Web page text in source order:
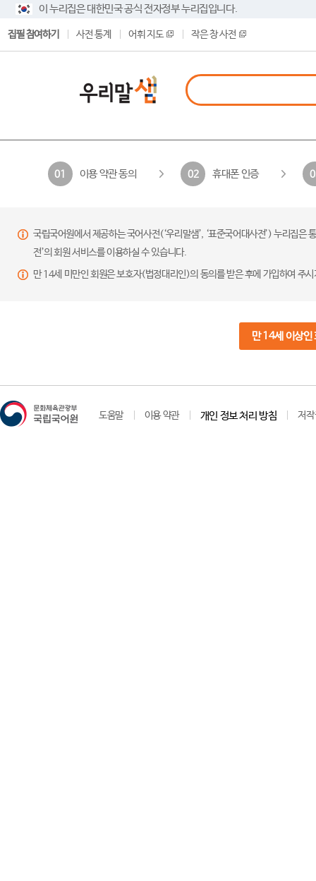
이 누리집은 대한민국 공식 전자정부 누리집입니다.
집필 참여하기 사전 통계 어휘 지도 작은 창 사전
01 이용 약관 동의 02 휴대폰 인증
국립국어원에서 제공하는 국어사전(‘우리말샘’, ‘표준국어대사전’) 누리집
전’의 회원 서비스를 이용하실 수 있습니다.
만 14세 미만인 회원은 보호자(법정대리인)의 동의를 받은 후에 가입하여 주
만 14세 이상인
도움말 이용 약관 개인 정보 처리 방침 저